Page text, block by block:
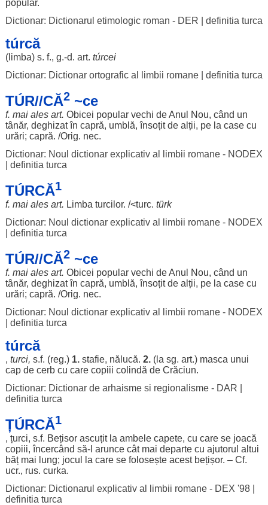
popular.
Dictionar: Dictionarul etimologic roman - DER
definitia turca
túrcă
(limba) s. f., g.-d. art. túrcei
Dictionar: Dictionar ortografic al limbii romane| definitia turca
TÚR//CĂ2~ce
f. mai ales art. Obicei popular vechi deAnul Nou, când un
tânăr, deghizatîn capră, umblă,însoțitde alții, pe la casecu
urări; capră. /Orig. nec.
Dictionar: Noul dictionar explicativ al limbii romane - NODEX
definitia turca
TÚRCĂ1
f. mai ales art. Limba turcilor. /<turc. türk
Dictionar: Noul dictionar explicativ al limbii romane - NODEX
definitia turca
TÚR//CĂ2~ce
f. mai ales art. Obicei popular vechi deAnul Nou, când un
tânăr, deghizatîn capră, umblă,însoțitde alții, pe la casecu
urări; capră. /Orig. nec.
Dictionar: Noul dictionar explicativ al limbii romane - NODEX
definitia turca
túrcă
, turci, s.f. (reg.) 1. stafie, nălucă. 2.(la sg. art.) masca unui
capde cerbcu care copiii colindă de Crăciun.
Dictionar: Dictionar de arhaisme si regionalisme - DAR
definitia turca
ȚÚRCĂ1
, țurci, s.f. Bețisor ascuțitla ambele capete, cu care se joacă
copiii,încercând să-l aruncecât mai departecu ajutorul altui
bățmai lung; jocul la care se foloseșteacest bețișor. – Cf.
ucr., rus. curka.
Dictionar: Dictionarul explicativ al limbii romane - DEX '98|
definitia turca